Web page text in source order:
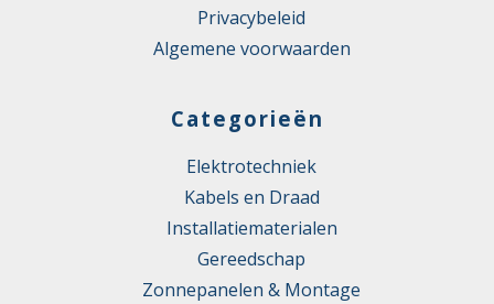
Privacybeleid
Algemene voorwaarden
Categorieën
Elektrotechniek
Kabels en Draad
Installatiematerialen
Gereedschap
Zonnepanelen & Montage